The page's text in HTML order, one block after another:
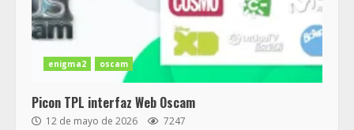
enigma2 oscam
Picon TPL interfaz Web Oscam
12 de mayo de 2026 7247